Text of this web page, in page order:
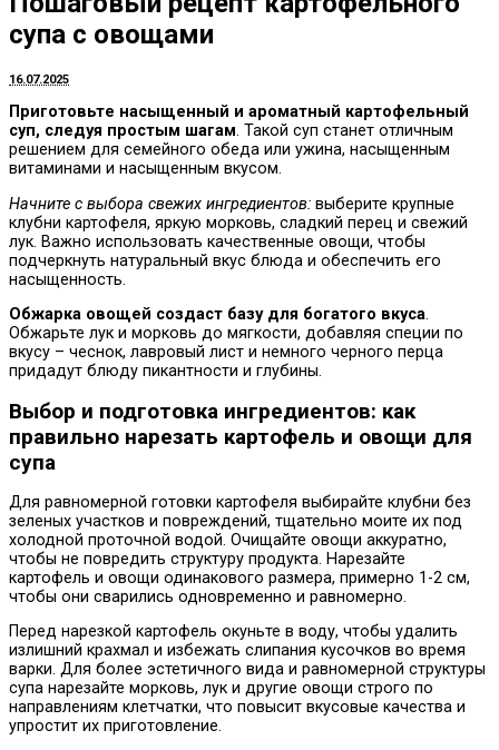
супа с овощами
16.07.2025
Приготовьте насыщенный и ароматный картофельный
суп, следуя простым шагам. Такой суп станет отличным
решением для семейного обеда или ужина, насыщенным
витаминами и насыщенным вкусом.
Начните с выбора свежих ингредиентов: выберите крупные
клубни картофеля, яркую морковь, сладкий перец и свежий
лук. Важно использовать качественные овощи, чтобы
подчеркнуть натуральный вкус блюда и обеспечить его
насыщенность.
Обжарка овощей создаст базу для богатого вкуса.
Обжарьте лук и морковь до мягкости, добавляя специи по
вкусу – чеснок, лавровый лист и немного черного перца
придадут блюду пикантности и глубины.
Выбор и подготовка ингредиентов: как
правильно нарезать картофель и овощи для
супа
Для равномерной готовки картофеля выбирайте клубни без
зеленых участков и повреждений, тщательно моите их под
холодной проточной водой. Очищайте овощи аккуратно,
чтобы не повредить структуру продукта. Нарезайте
картофель и овощи одинакового размера, примерно 1-2 см,
чтобы они сварились одновременно и равномерно.
Перед нарезкой картофель окуньте в воду, чтобы удалить
излишний крахмал и избежать слипания кусочков во время
варки. Для более эстетичного вида и равномерной структуры
супа нарезайте морковь, лук и другие овощи строго по
направлениям клетчатки, что повысит вкусовые качества и
упростит их приготовление.